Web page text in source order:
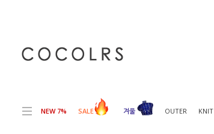
NEW 7% SALE 겨울 OUTER KNIT